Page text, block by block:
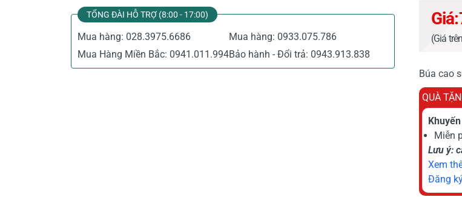
TỔNG ĐÀI HỖ TRỢ (8:00 - 17:00)
Mua hàng: 028.3975.6686 Mua hàng: 0933.075.786
Mua Hàng Miền Bắc: 0941.011.994Bảo hành - Đổi trả: 0943.913.838
Giá:
(Giá
Búa cao
QUÀ
Miễn
Lưu ý:
Xem
Đăng